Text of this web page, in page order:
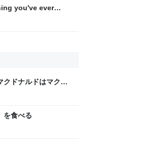
you've ever
ドナルドはマクド
を食べる